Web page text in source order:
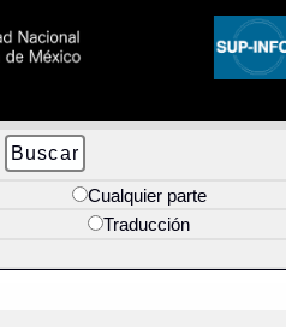
Cualquier parte
Traducción